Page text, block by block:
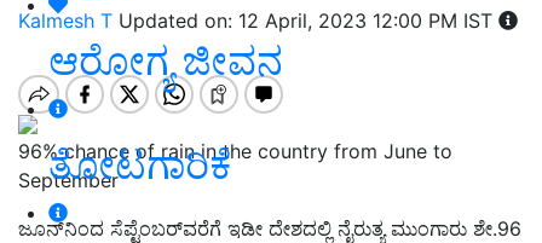
ಆರೋಗ್ಯ ಜೀವನ
ತೋಟಗಾರಿಕೆ
Kalmesh T Updated on: 12 April, 2023 12:00 PM IST
96% chance of rain in the country from June to
September
ಜೂನ್‌ನಿಂದ ಸೆಪ್ಟೆಂಬರ್‌ವರೆಗೆ ಇಡೀ ದೇಶದಲ್ಲಿ ನೈರುತ್ಯ ಮುಂಗಾರು ಶೇ.96